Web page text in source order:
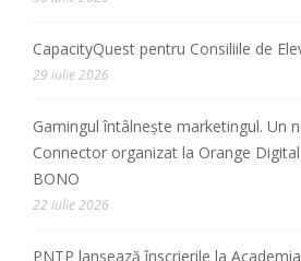
CapacityQuest pentru Consiliile de
29 iulie 2026
Gamingul întâlnește marketingul. Un
Connector organizat la Orange Digital
BONO
22 iulie 2026
PNTP lansează înscrierile la